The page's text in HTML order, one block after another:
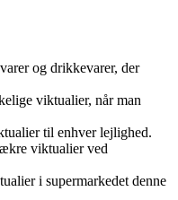
og drikkevarer, der
viktualier, når man
til enhver lejlighed.
viktualier ved
i supermarkedet denne